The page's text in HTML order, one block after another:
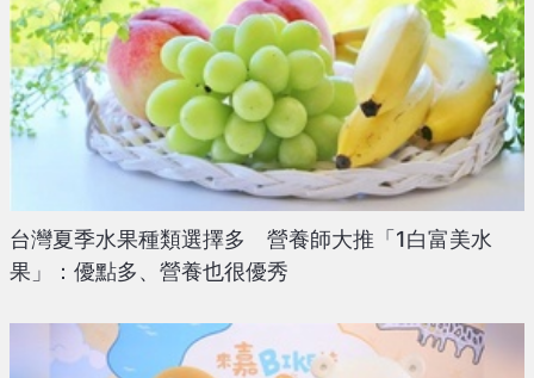
台灣夏季水果種類選擇多 營養師大推「1白富美水
果」：優點多、營養也很優秀